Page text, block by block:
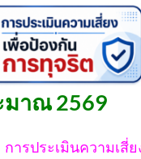
มาณ 2569
การประเมินความเสี่